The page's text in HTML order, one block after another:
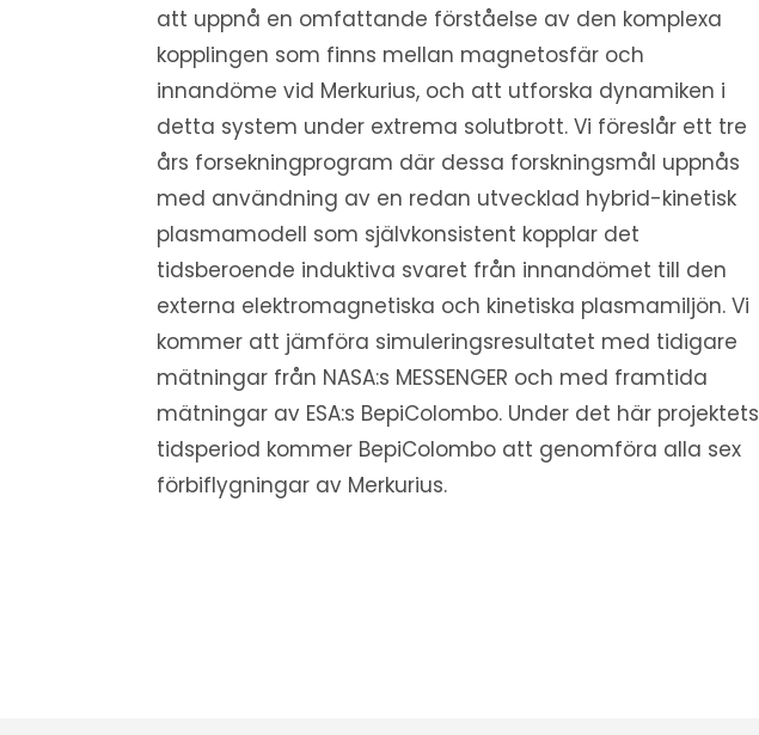
att uppnå en omfattande förståelse av den komplexa
kopplingen som finns mellan magnetosfär och
innandöme vid Merkurius, och att utforska dynamiken i
detta system under extrema solutbrott. Vi föreslår ett tre
års forsekningprogram där dessa forskningsmål uppnås
med användning av en redan utvecklad hybrid-kinetisk
plasmamodell som självkonsistent kopplar det
tidsberoende induktiva svaret från innandömet till den
externa elektromagnetiska och kinetiska plasmamiljön. Vi
kommer att jämföra simuleringsresultatet med tidigare
mätningar från NASA:s MESSENGER och med framtida
mätningar av ESA:s BepiColombo. Under det här projektets
tidsperiod kommer BepiColombo att genomföra alla sex
förbiflygningar av Merkurius.